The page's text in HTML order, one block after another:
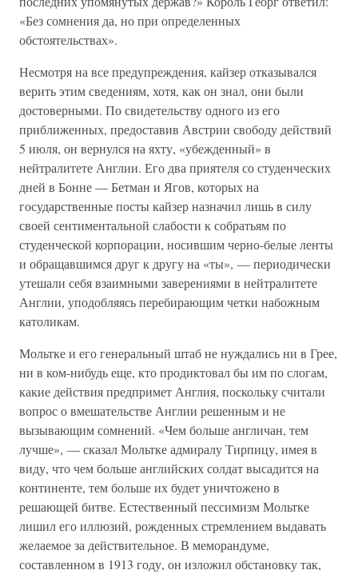
«Без сомнения да, но при определенных
обстоятельствах».
Несмотря на все предупреждения, кайзер отказывался
верить этим сведениям, хотя, как он знал, они были
достоверными. По свидетельству одного из его
приближенных, предоставив Австрии свободу действий
5 июля, он вернулся на яхту, «убежденный» в
нейтралитете Англии. Его два приятеля со студенческих
дней в Бонне — Бетман и Ягов, которых на
государственные посты кайзер назначил лишь в силу
своей сентиментальной слабости к собратьям по
студенческой корпорации, носившим черно-белые ленты
и обращавшимся друг к другу на «ты», — периодически
утешали себя взаимными заверениями в нейтралитете
Англии, уподобляясь перебирающим четки набожным
католикам.
Мольтке и его генеральный штаб не нуждались ни в Грее,
ни в ком-нибудь еще, кто продиктовал бы им по слогам,
какие действия предпримет Англия, поскольку считали
вопрос о вмешательстве Англии решенным и не
вызывающим сомнений. «Чем больше англичан, тем
лучше», — сказал Мольтке адмиралу Тирпицу, имея в
виду, что чем больше английских солдат высадится на
континенте, тем больше их будет уничтожено в
решающей битве. Естественный пессимизм Мольтке
лишил его иллюзий, рожденных стремлением выдавать
желаемое за действительное. В меморандуме,
составленном в 1913 году, он изложил обстановку так,